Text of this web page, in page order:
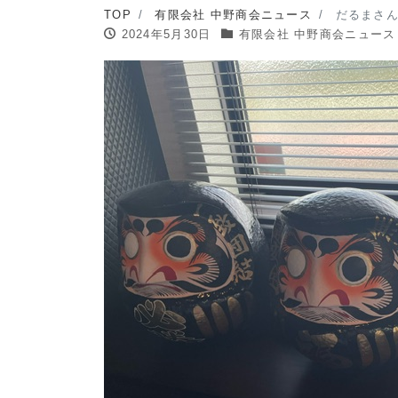
TOP 有限会社 中野商会ニュース
だるまさ
2024年5月30日
有限会社 中野商会ニュース